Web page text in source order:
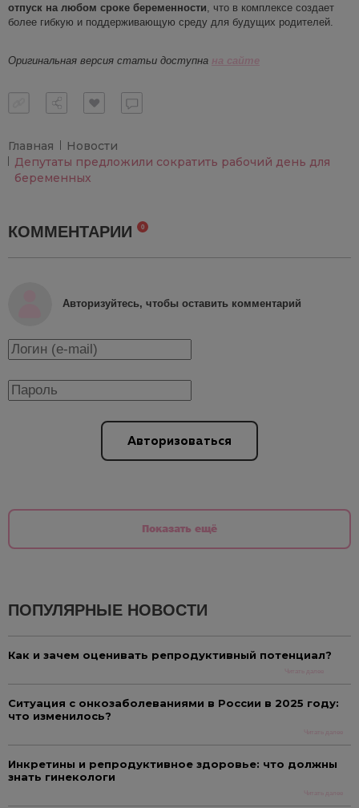
отпуск на любом сроке беременности , что в комплексе создает
более гибкую и поддерживающую среду для будущих родителей.
Оригинальная версия статьи доступна на сайте
Главная
Новости
Депутаты предложили сократить рабочий день для
беременных
КОММЕНТАРИИ 0
Авторизуйтесь, чтобы оставить комментарий
Авторизоваться
Показать ещё
ПОПУЛЯРНЫЕ НОВОСТИ
Как и зачем оценивать репродуктивный потенциал?
Читать далее
Ситуация с онкозаболеваниями в России в 2025 году:
что изменилось?
Читать далее
Инкретины и репродуктивное здоровье: что должны
знать гинекологи
Читать далее